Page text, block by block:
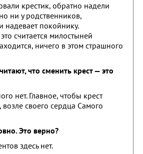
крестик, обратно надели
ни у родственников,
надевает покойнику.
считается милостыней
ничего в этом страшного
что сменить крест — это
нет. Главное, чтобы крест
своего сердца Самого
Это верно?
здесь нет.